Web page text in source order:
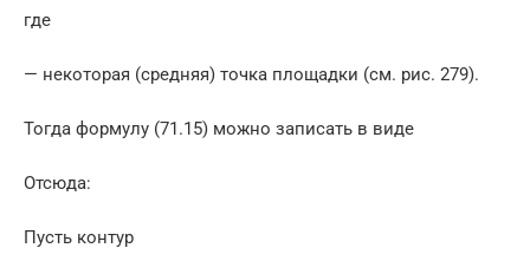
где
— некоторая (средняя) точка площадки (см. рис. 279).
Тогда формулу (71.15) можно записать в виде
Отсюда:
Пусть контур